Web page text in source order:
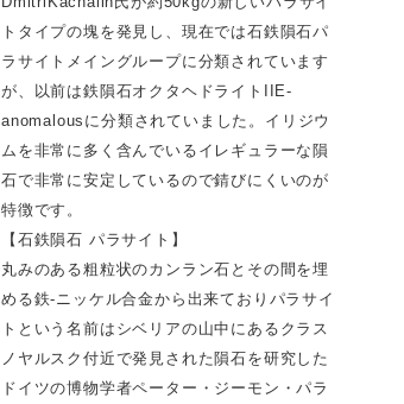
トタイプの塊を発見し、現在では石鉄隕石パ
ラサイトメイングループに分類されています
が、以前は鉄隕石オクタヘドライトIIE-
anomalousに分類されていました。イリジウ
ムを非常に多く含んでいるイレギュラーな隕
石で非常に安定しているので錆びにくいのが
特徴です。
【石鉄隕石 パラサイト】
丸みのある粗粒状のカンラン石とその間を埋
める鉄-ニッケル合金から出来ておりパラサイ
トという名前はシベリアの山中にあるクラス
ノヤルスク付近で発見された隕石を研究した
ドイツの博物学者ペーター・ジーモン・パラ